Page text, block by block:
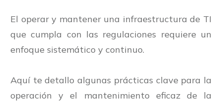
El operar y mantener una infraestructura de TI
que cumpla con las regulaciones requiere un
enfoque sistemático y continuo.
Aquí te detallo algunas prácticas clave para la
operación y el mantenimiento eficaz de la